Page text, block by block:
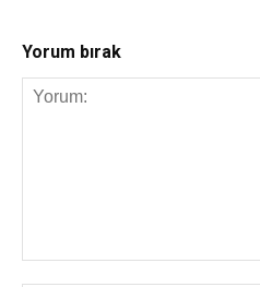
Yorum bırak